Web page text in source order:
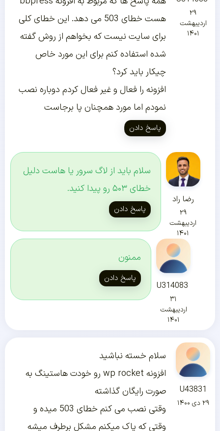
۲۹
اردیبهشت
۱۴۰۱
هست خطای 503 می دهد. این خطای کلی
برای سایت نیست که بخواهم از روش گفته
شده استفاده کنم برای این مورد خاص
چیکار باید کرد؟
افزونه را فعال و غیر فعال کردم دوباره نصب
نمودم اما مورد همچنان پا برجاست
پاسخ دادن
رضا راد
۲۹
اردیبهشت
۱۴۰۱
سلام باید از لاگ سرور یا هاست دلیل
خطای ۵۰۳ رو پیدا کنید.
پاسخ دادن
U314083
۳۱
اردیبهشت
۱۴۰۱
ممنون
پاسخ دادن
U43831
۲۹ دی ۱۴۰۰
سلام خسته نباشید
افزونه wp rocket رو خودت هاستینگ به
صورت رایگان گذاشته
وقتی نصب می کنم خطای 503 میده و
وقتی که پاک میکنم مشکل برطرف میشه